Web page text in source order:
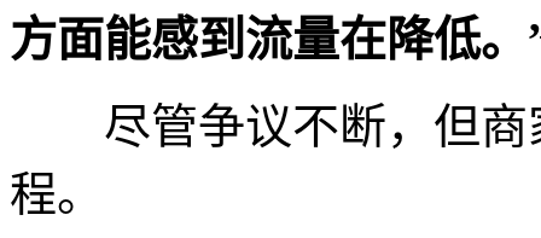
方面能感到流量在降低。
尽管争议不断，但商
程。